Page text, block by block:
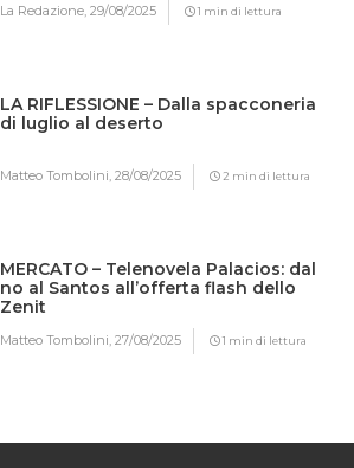
La Redazione,29/08/2025 1 min di lettura
LA RIFLESSIONE – Dalla spacconeria
di luglio al deserto
Matteo Tombolini,28/08/2025 2 min di lettura
MERCATO – Telenovela Palacios: dal
no al Santos all’offerta flash dello
Zenit
Matteo Tombolini,27/08/2025 1 min di lettura